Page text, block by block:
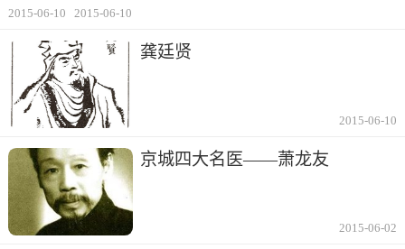
2015-06-10 2015-06-10
龚廷贤
2015-06-10
京城四大名医——萧龙友
2015-06-02